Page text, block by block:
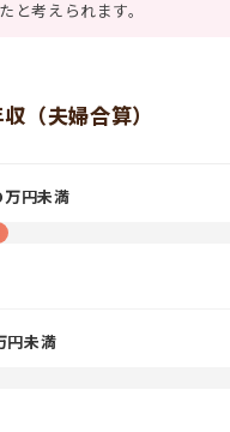
と考えられます。
（夫婦合算）
円未満
未満